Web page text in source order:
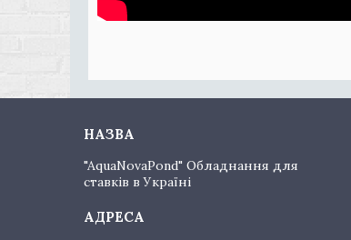
"AquaNovaPond" Обладнання для
ставків в Україні